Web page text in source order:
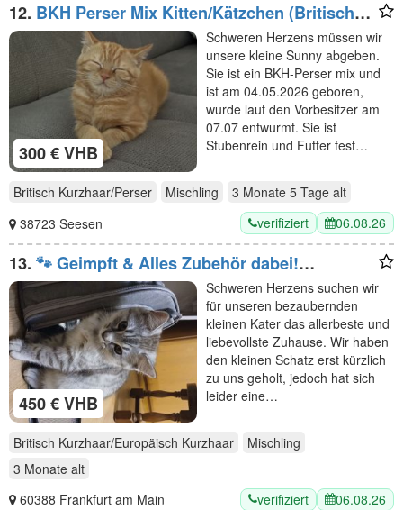
12. BKH Perser Mix Kitten/Kätzchen (Britisch
Kurzhaar/Britischkurzhaar/Perser)
300 € VHB
Schweren Herzens müssen wir
unsere kleine Sunny abgeben.
Sie ist ein BKH-Perser mix und
ist am 04.05.2026 geboren,
wurde laut den Vorbesitzer am
07.07 entwurmt. Sie ist
Stubenrein und Futter fest…
Britisch Kurzhaar/Perser Mischling 3 Monate 5 Tage alt
38723 Seesen
verifiziert 06.08.26
13. ​🐾 Geimpft & Alles Zubehör dabei!
Herzensbrecher-Schmuser (geb. 09.05.2026)
sucht liebevolles Heim
450 € VHB
Schweren Herzens suchen wir
für unseren bezaubernden
kleinen Kater das allerbeste und
liebevollste Zuhause. Wir haben
den kleinen Schatz erst kürzlich
zu uns geholt, jedoch hat sich
leider eine…
Britisch Kurzhaar/Europäisch Kurzhaar
Mischling
3 Monate alt
60388 Frankfurt am Main
verifiziert 06.08.26